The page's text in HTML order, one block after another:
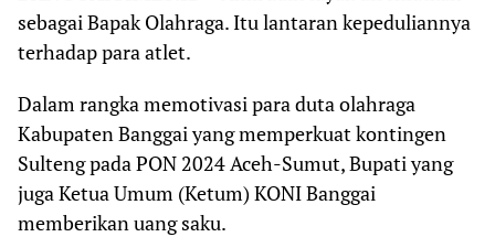
sebagai Bapak Olahraga. Itu lantaran kepeduliannya
terhadap para atlet.
Dalam rangka memotivasi para duta olahraga
Kabupaten Banggai yang memperkuat kontingen
Sulteng pada PON 2024 Aceh-Sumut, Bupati yang
juga Ketua Umum (Ketum) KONI Banggai
memberikan uang saku.